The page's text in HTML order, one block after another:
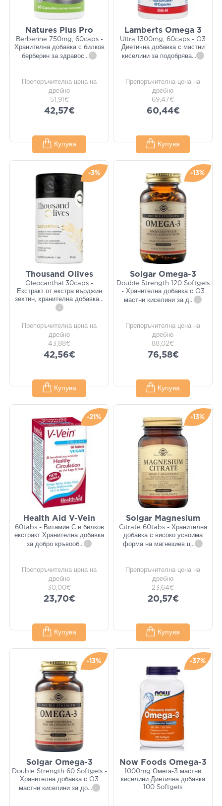
Natures Plus Pro
Berberine 750mg, 60caps -
Хранителна добавка с билков
берберин за здравос... i
Препоръчителна цена на
дребно
51,91€
42,57€
Купува
Lamberts Omega 3
Ultra 1300mg, 60caps - Ω3
Диетична добавка с мастни
киселини за подобрява... i
Препоръчителна цена на
дребно
69,47€
60,44€
Купува
-3%
Thousand Olives
Oleocanthal 30caps -
Екстракт от екстра върджин
зехтин, хранителна добавка...
i
Препоръчителна цена на
дребно
43,88€
42,56€
Купува
-13%
Solgar Omega-3
Double Strength 120 Softgels
- Хранителна добавка с Ω3
мастни киселини за д... i
Препоръчителна цена на
дребно
88,02€
76,58€
Купува
-21%
Health Aid V-Vein
60tabs - Витамин С и билков
екстракт Хранителна добавка
за добро кръвооб... i
Препоръчителна цена на
дребно
30,00€
23,70€
Купува
-13%
Solgar Magnesium
Citrate 60tabs - Хранителна
добавка с високо усвоима
форма на магнезиев ц... i
Препоръчителна цена на
дребно
23,64€
20,57€
Купува
-13%
Solgar Omega-3
Double Strength 60 Softgels -
Хранителна добавка с Ω3
мастни киселини за до... i
-37%
Now Foods Omega-3
1000mg Омега-3 мастни
киселини Диетична добавка
100 Softgels